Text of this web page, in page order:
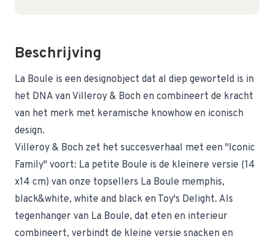
Beschrijving
La Boule is een designobject dat al diep geworteld is in
het DNA van Villeroy & Boch en combineert de kracht
van het merk met keramische knowhow en iconisch
design.
Villeroy & Boch zet het succesverhaal met een "Iconic
Family" voort: La petite Boule is de kleinere versie (14
x14 cm) van onze topsellers La Boule memphis,
black&white, white and black en Toy's Delight. Als
tegenhanger van La Boule, dat eten en interieur
combineert, verbindt de kleine versie snacken en